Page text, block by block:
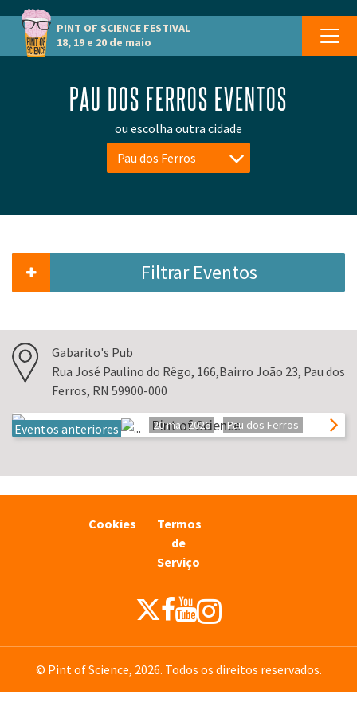
PINT OF SCIENCE FESTIVAL
18, 19 e 20 de maio
PAU DOS FERROS EVENTOS
ou escolha outra cidade
Pau dos Ferros
Filtrar Eventos
Gabarito's Pub
Rua José Paulino do Rêgo, 166,Bairro João 23, Pau dos
Ferros, RN 59900-000
Eventos anteriores Pint of Science
20 mai. 2026 Pau dos Ferros
Cookies
Termos
de
Serviço
© Pint of Science, 2026. Todos os direitos reservados.